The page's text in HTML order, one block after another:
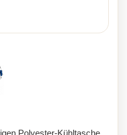
Polyester-Kühltasche